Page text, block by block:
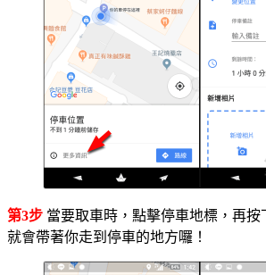
第3步 當要取車時，點擊停車地標，再按
就會帶著你走到停車的地方囉！